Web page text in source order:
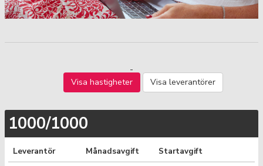
Visa hastigheter Visa leverantörer
1000/1000
Leverantör Månadsavgift
Startavgift